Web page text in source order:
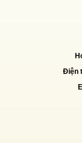
Điện